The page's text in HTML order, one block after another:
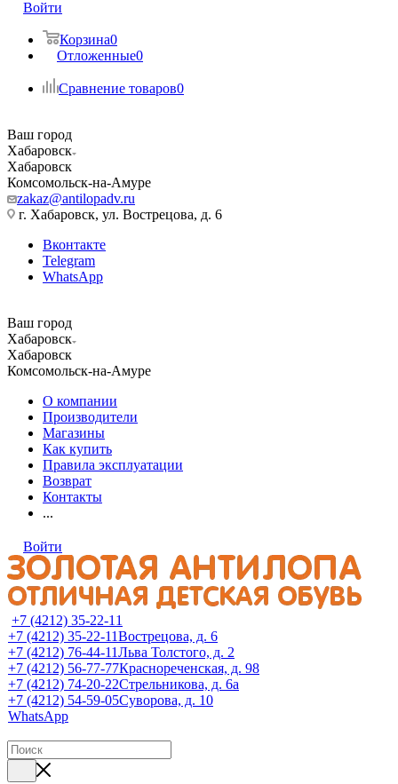
Войти
Корзина0
Отложенные0
Сравнение товаров0
Ваш город
Хабаровск
Хабаровск
Комсомольск-на-Амуре
zakaz@antilopadv.ru
г. Хабаровск, ул. Вострецова, д. 6
Вконтакте
Telegram
WhatsApp
Ваш город
Хабаровск
Хабаровск
Комсомольск-на-Амуре
О компании
Производители
Магазины
Как купить
Правила эксплуатации
Возврат
Контакты
...
Войти
+7 (4212) 35-22-11
+7 (4212) 35-22-11Вострецова, д. 6
+7 (4212) 76-44-11Льва Толстого, д. 2
+7 (4212) 56-77-77Краснореченская, д. 98
+7 (4212) 74-20-22Стрельникова, д. 6а
+7 (4212) 54-59-05Суворова, д. 10
WhatsApp